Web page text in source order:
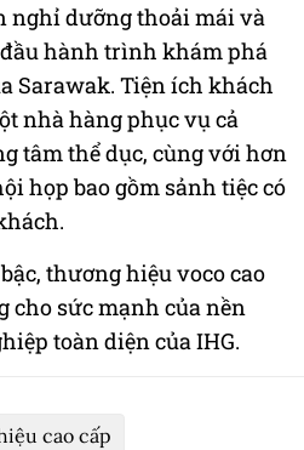
nghỉ dưỡng thoải mái và
hành trình khám phá
Sarawak. Tiện ích khách
nhà hàng phục vụ cả
tâm thể dục, cùng với hơn
họp bao gồm sảnh tiệc có
thương hiệu voco cao
cho sức mạnh của nền
toàn diện của IHG.
cao cấp